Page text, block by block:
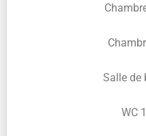
Salle de
WC